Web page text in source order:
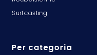
Surfcasting
Per categoria